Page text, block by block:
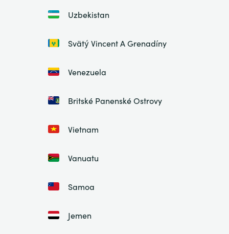
Uzbekistan
Svätý Vincent A Grenadíny
Venezuela
Britské Panenské Ostrovy
Vietnam
Vanuatu
Samoa
Jemen